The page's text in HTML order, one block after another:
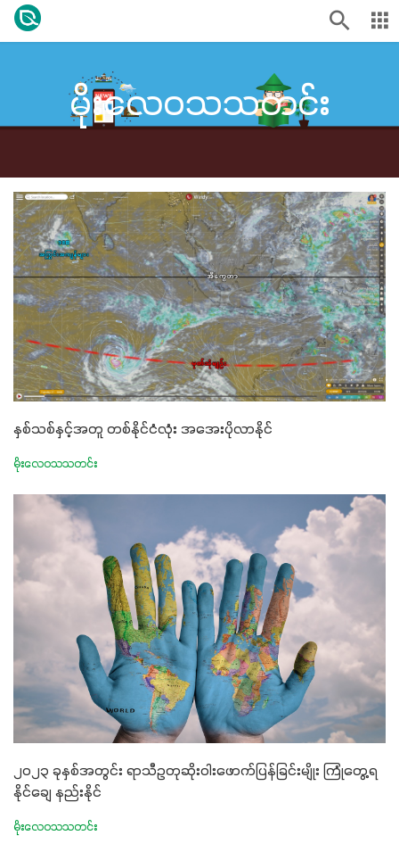
မိုးလေဝသသတင်း
နှစ်သစ်နှင့်အတူ တစ်နိုင်ငံလုံး အအေးပိုလာနိုင်
မိုးလေဝသသတင်း
၂၀၂၃ ခုနှစ်အတွင်း ရာသီဥတုဆိုးဝါးဖောက်ပြန်ခြင်းမျိုး ကြုံတွေ့ရ
နိုင်ချေ နည်းနိုင်
မိုးလေဝသသတင်း